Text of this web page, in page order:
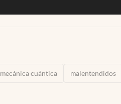
mecánica cuántica malentendidos